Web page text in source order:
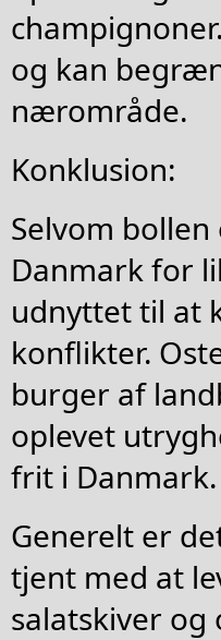
og kan
nærområde.
Konklusion:
Selvom
Danmark for
udnyttet til at
konflikter.
burger af
oplevet
frit i Danmark.
Generelt er
tjent med at
salatskiver